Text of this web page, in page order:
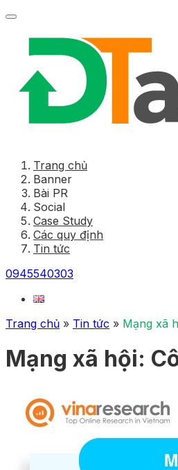
Trang chủ
Banner
Bài PR
Social
Case Study
Các quy định
Tin tức
0945540303
Trang chủ » Tin tức » Mạng xã
Mạng xã hội: